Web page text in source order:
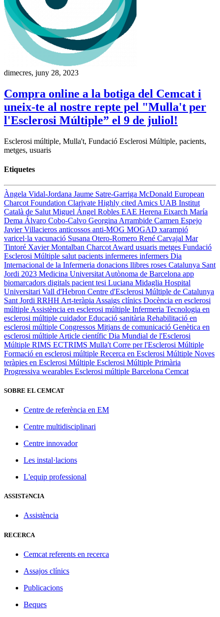
dimecres, juny 28, 2023
Compra online a la botiga del Cemcat i
uneix-te al nostre repte pel "Mulla't per
l'Esclerosi Múltiple” el 9 de juliol!
Esclerosi múltiple, Mulla't, Fundació Esclerosi Múltiple, pacients,
metges, usuaris
Etiquetes
Àngela Vidal-Jordana Jaume Satre-Garriga McDonald European
Charcot Foundation Clarivate Highly cited Amics UAB Institut
Català de Salut Miguel Ángel Robles EAE Herena Eixarch María
Dema Álvaro Cobo-Calvo Georgina Arrambide Carmen Espejo
Javier Villacieros anticossos anti-MOG MOGAD xarampió
varicel·la vacunació Susana Otero-Romero René Carvajal Mar
Tintoré Xavier Montalban Charcot Award usuaris metges Fundació
Esclerosi Múltiple salut pacients infermeres infermers Dia
Internacional de la Infermeria donacions llibres roses Catalunya Sant
Jordi 2023 Medicina Universitat Autònoma de Barcelona app
biomarcadors digitals pacient tesi Luciana Midaglia Hospital
Universitari Vall d'Hebron Centre d'Esclerosi Múltiple de Catalunya
Sant Jordi RRHH Art-teràpia Assaigs clínics Docència en esclerosi
múltiple Assistència en esclerosi múltiple Infermeria Tecnologia en
esclerosi múltiple cuidadorEducació sanitària Rehabilitació en
esclerosi múltiple Congressos Mitjans de comunicació Genètica en
esclerosi múltiple Article científic Dia Mundial de l'Esclerosi
Múltiple RIMS ECTRIMS Mulla't Corre per l'Esclerosi Múltiple
Formació en esclerosi múltiple Recerca en Esclerosi Múltiple Noves
teràpies en Esclerosi Múltiple Esclerosi Múltiple Primària
Progressiva wearables Esclerosi múltiple Barcelona Cemcat
SOBRE EL CEMCAT
Centre de referència en EM
Centre multidisciplinari
Centre innovador
Les instal·lacions
L'equip professional
ASSISTèNCIA
Assistència
RECERCA
Cemcat referents en recerca
Assajos clínics
Publicacions
Beques